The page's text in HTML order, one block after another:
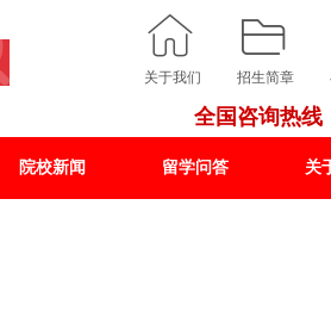
全国咨询热线
关于我们 招生简章
院校新闻 留学问答 关